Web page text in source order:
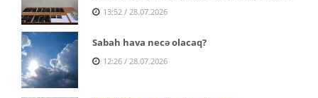
13:52 / 28.07.2026
Sabah hava necə olacaq?
12:26 / 28.07.2026